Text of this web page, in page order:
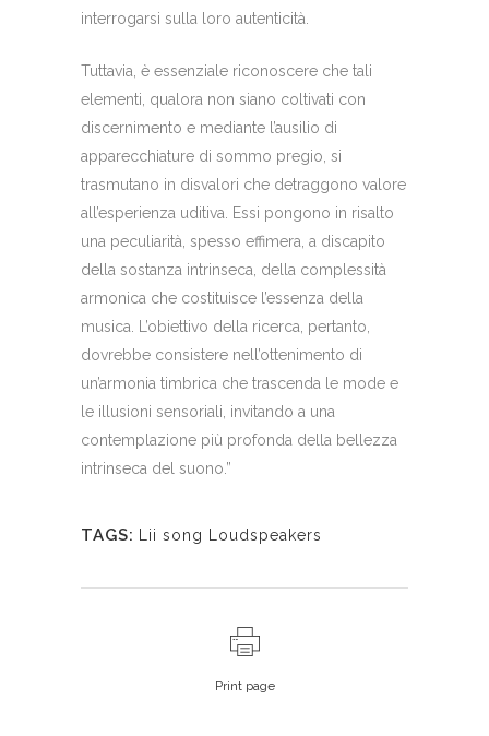
interrogarsi sulla loro autenticità.
Tuttavia, è essenziale riconoscere che tali
elementi, qualora non siano coltivati con
discernimento e mediante l’ausilio di
apparecchiature di sommo pregio, si
trasmutano in disvalori che detraggono valore
all’esperienza uditiva. Essi pongono in risalto
una peculiarità, spesso effimera, a discapito
della sostanza intrinseca, della complessità
armonica che costituisce l’essenza della
musica. L’obiettivo della ricerca, pertanto,
dovrebbe consistere nell’ottenimento di
un’armonia timbrica che trascenda le mode e
le illusioni sensoriali, invitando a una
contemplazione più profonda della bellezza
intrinseca del suono.”
TAGS: Lii song Loudspeakers
Print page